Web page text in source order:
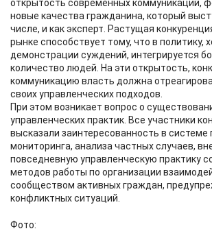
открытость современных коммуникаций,
новые качества гражданина, который
числе, и как эксперт. Растущая
рынке способствует тому, что в политику,
демонстрации суждений, интегрируется
количество людей. На эти открытость,
коммуникацию власть должна
своих управленческих подходов.
При этом возникает вопрос о
управленческих практик. Все участники
высказали заинтересованность в системе
мониторинга, анализа частных случаев,
повседневную управленческую практику
методов работы по организации
сообществом активных граждан,
конфликтных ситуаций.
Фото: